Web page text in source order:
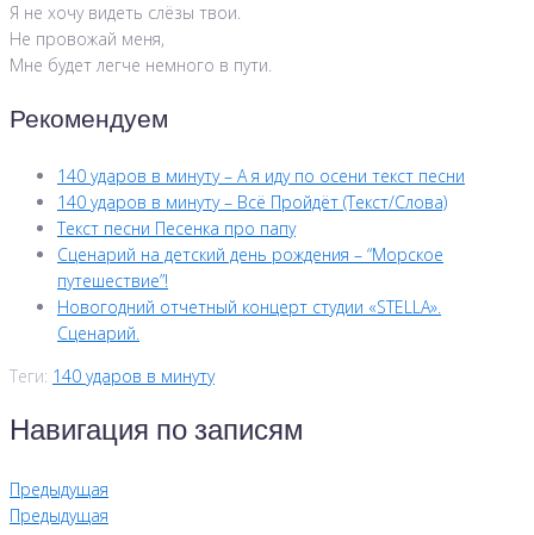
Я не хочу видеть слёзы твои.
Не провожай меня,
Мне будет легче немного в пути.
Рекомендуем
140 ударов в минуту – А я иду по осени текст песни
140 ударов в минуту – Всё Пройдёт (Текст/Слова)
Текст песни Песенка про папу
Сценарий на детский день рождения – “Морское
путешествие”!
Новогодний отчетный концерт студии «STELLA».
Сценарий.
Теги: 140 ударов в минуту
Навигация по записям
Предыдущая
Предыдущая